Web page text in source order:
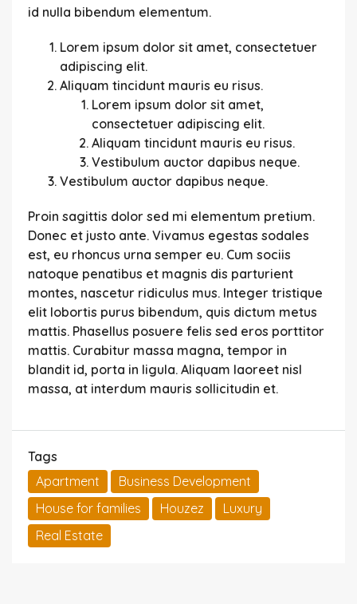
id nulla bibendum elementum.
Lorem ipsum dolor sit amet, consectetuer
adipiscing elit.
Aliquam tincidunt mauris eu risus.
Lorem ipsum dolor sit amet,
consectetuer adipiscing elit.
Aliquam tincidunt mauris eu risus.
Vestibulum auctor dapibus neque.
Vestibulum auctor dapibus neque.
Proin sagittis dolor sed mi elementum pretium.
Donec et justo ante. Vivamus egestas sodales
est, eu rhoncus urna semper eu. Cum sociis
natoque penatibus et magnis dis parturient
montes, nascetur ridiculus mus. Integer tristique
elit lobortis purus bibendum, quis dictum metus
mattis. Phasellus posuere felis sed eros porttitor
mattis. Curabitur massa magna, tempor in
blandit id, porta in ligula. Aliquam laoreet nisl
massa, at interdum mauris sollicitudin et.
Tags
Apartment
Business Development
House for families
Houzez
Luxury
Real Estate